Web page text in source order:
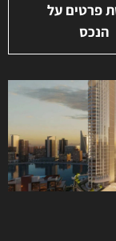
פרטים על
הנכס